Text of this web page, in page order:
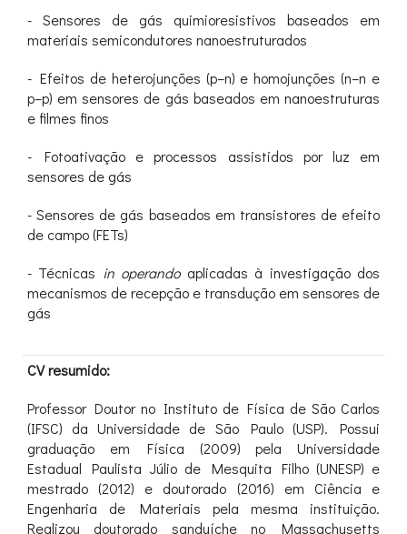
- Sensores de gás quimioresistivos baseados em
materiais semicondutores nanoestruturados
- Efeitos de heterojunções (p–n) e homojunções (n–n e
p–p) em sensores de gás baseados em nanoestruturas
e filmes finos
- Fotoativação e processos assistidos por luz em
sensores de gás
- Sensores de gás baseados em transistores de efeito
de campo (FETs)
- Técnicas in operandoaplicadas à investigação dos
mecanismos de recepção e transdução em sensores de
gás
CV resumido:
Professor Doutor no Instituto de Física de São Carlos
(IFSC) da Universidade de São Paulo (USP). Possui
graduação em Física (2009) pela Universidade
Estadual Paulista Júlio de Mesquita Filho (UNESP) e
mestrado (2012) e doutorado (2016) em Ciência e
Engenharia de Materiais pela mesma instituição.
Realizou doutorado sanduíche no Massachusetts